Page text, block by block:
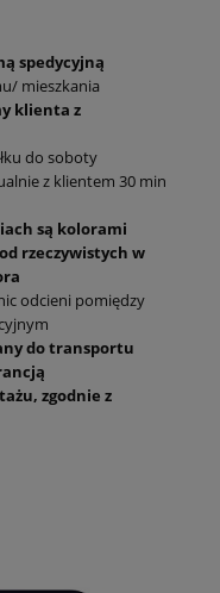
spedycyjną
mieszkania
klienta z
do soboty
z klientem 30 min
są kolorami
rzeczywistych w
odcieni pomiędzy
do transportu
zgodnie z